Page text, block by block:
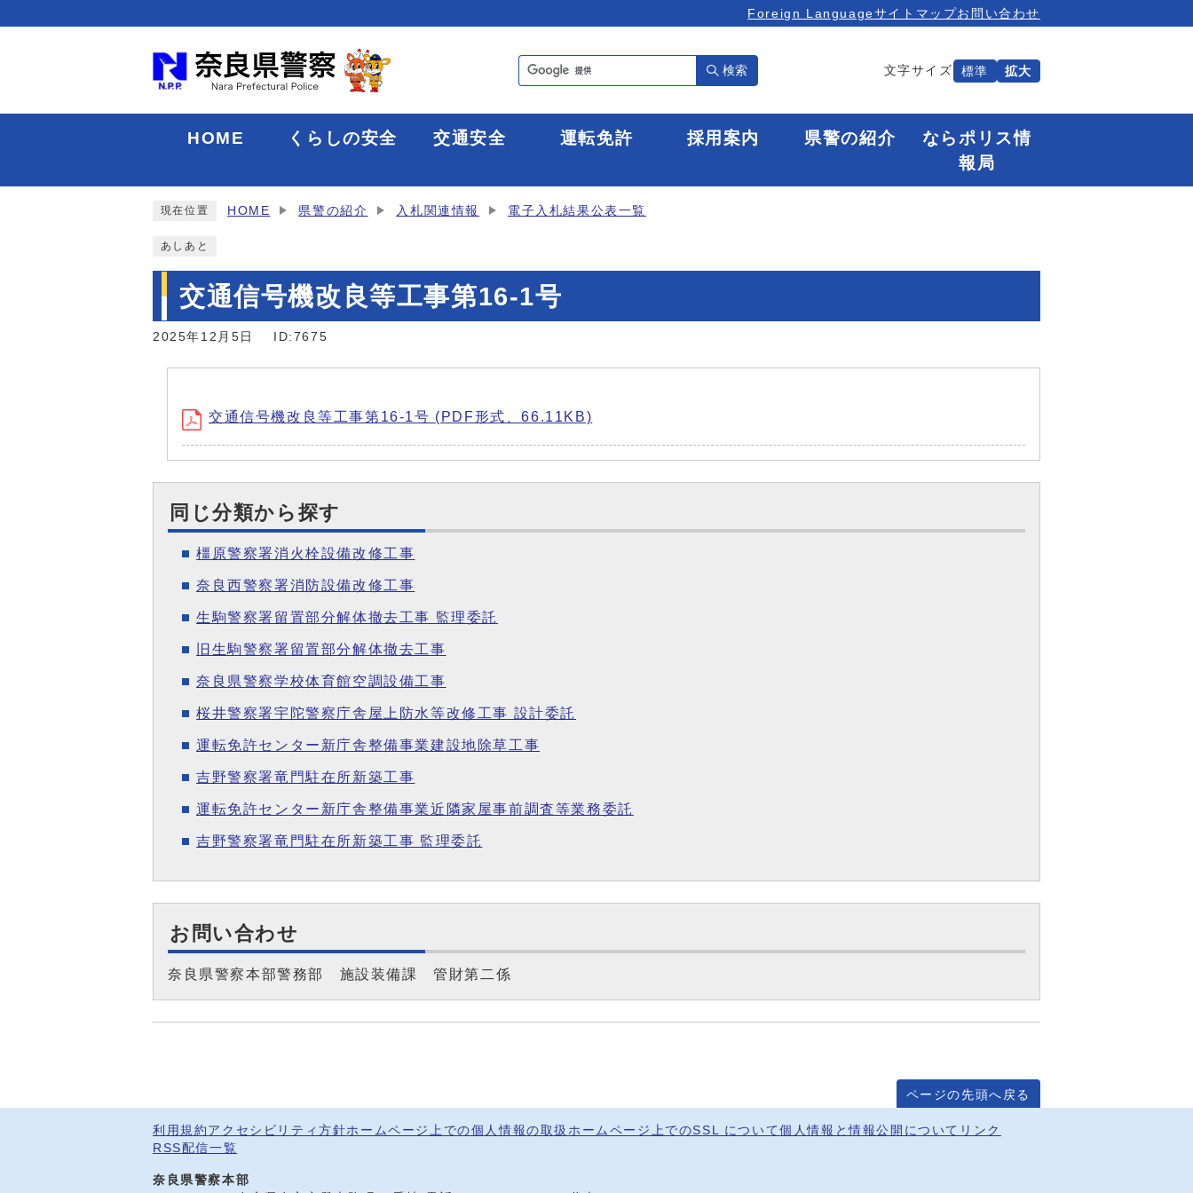
Foreign Languageサイトマップお問い合わせ
検索 文字サイズ 標準 拡大
HOME くらしの安全 交通安全 運転免許 採用案内 県警の紹介
ならポリス情
報局
現在位置 HOME 県警の紹介 入札関連情報 電子入札結果公表一覧
あしあと
交通信号機改良等工事第16-1号
2025年12月5日 ID:7675
交通信号機改良等工事第16-1号 (PDF形式、66.11KB)
同じ分類から探す
橿原警察署消火栓設備改修工事
奈良西警察署消防設備改修工事
生駒警察署留置部分解体撤去工事 監理委託
旧生駒警察署留置部分解体撤去工事
奈良県警察学校体育館空調設備工事
桜井警察署宇陀警察庁舎屋上防水等改修工事 設計委託
運転免許センター新庁舎整備事業建設地除草工事
吉野警察署竜門駐在所新築工事
運転免許センター新庁舎整備事業近隣家屋事前調査等業務委託
吉野警察署竜門駐在所新築工事 監理委託
お問い合わせ
奈良県警察本部警務部 施設装備課 管財第二係
ページの先頭へ戻る
利用規約 アクセシビリティ方針ホームページ上での個人情報の取扱ホームページ上でのSSL について個人情報と情報公開について リンク
RSS配信一覧
奈良県警察本部